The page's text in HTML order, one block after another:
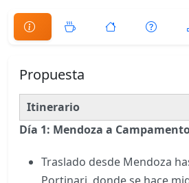
Propuesta
Itinerario
Día 1: Mendoza a
Traslado desde Mendoza